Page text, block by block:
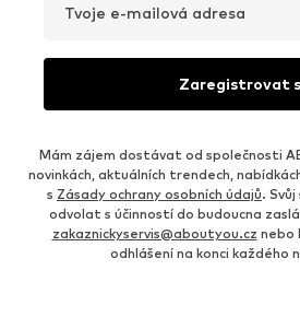
Tvoje e-mailová adresa
Zaregistrovat
Mám zájem dostávat od společnosti
novinkách, aktuálních trendech,
s Zásady ochrany osobních údajů.
odvolat s účinností do budoucna
zakaznickyservis@aboutyou.cz nebo
odhlášení na konci každého